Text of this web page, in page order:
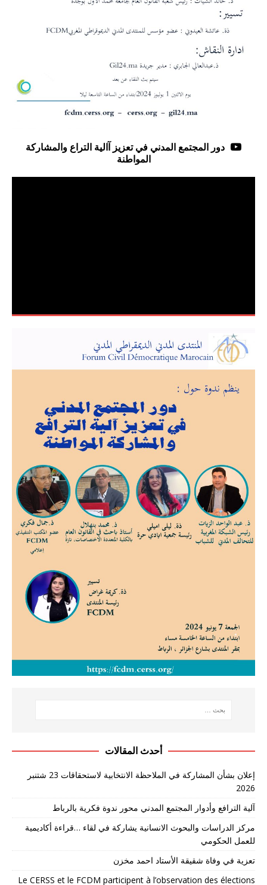
دور المجتمع المدني في تعزيز آالية التراع والمشاركة
المواطنة
أحدث المقالات
إعلان بشأن المشاركة في الملاحظة الانتخابية لاستحقاقات 23 شتنبر
2026
آلية الترافع وأدوار المجتمع المدني محور ندوة فكرية بالرباط
مركز الدراسات والبحوث الانسانية يشاركة في لقاء …قراءة أكاديمية
للعمل الحكومي
تعزية في وفاة شقيقة الأستاد احمد مخزن
Le CERSS et le FCDM participent à l’observation des élections